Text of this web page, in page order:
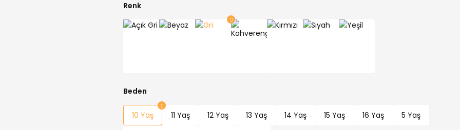
Renk
Beden
10 Yaş 11 Yaş 12 Yaş 13 Yaş 14 Yaş 15 Yaş 16 Yaş
5 Yaş